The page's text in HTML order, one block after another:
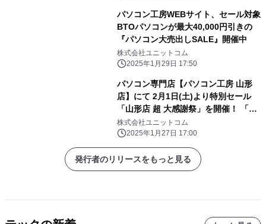
パソコン工房WEBサイト、セール対象
BTOパソコンが最大40,000円引きの
『パソコン大売出しSALE』開催中
株式会社ユニットコム
2025年1月29日 17:50
パソコン専門店【パソコン工房 山形
店】にて 2月1日(土)より特別セール
「山形店 超 大感謝祭」を開催！ 「オ
ススメ即納パソコン」を豊富に取り揃
え！ 更に「PCパーツ・周辺機器等の
セール商品」を記念プライスにてご奉
仕！
株式会社ユニットコム
2025年1月27日 17:00
発行者のリリースをもっと見る